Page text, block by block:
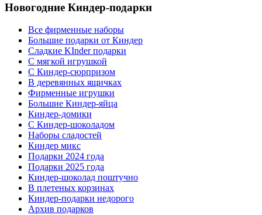
Новогодние Киндер-подарки
Все фирменные наборы
Большие подарки от Киндер
Сладкие KInder подарки
С мягкой игрушкой
С Киндер-сюрпризом
В деревянных ящичках
Фирменные игрушки
Большие Киндер-яйца
Киндер-домики
С Киндер-шоколадом
Наборы сладостей
Киндер микс
Подарки 2024 года
Подарки 2025 года
Киндер-шоколад поштучно
В плетеных корзинах
Киндер-подарки недорого
Архив подарков